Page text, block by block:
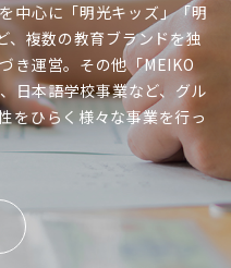
中心に「明光キッズ」「明
、複数の教育ブランドを独
き運営。その他「MEIKO
日本語学校事業など、グル
をひらく様々な事業を行っ